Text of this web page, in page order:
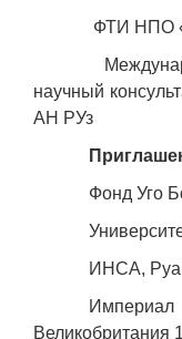
ФТИ НПО
научный
АН РУз
Фонд Уго
ИНСА,
Великобритания